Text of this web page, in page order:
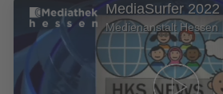
Medienanstalt Hessen